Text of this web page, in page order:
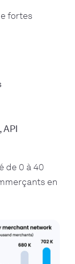
fortes
API
de 0 à 40
en